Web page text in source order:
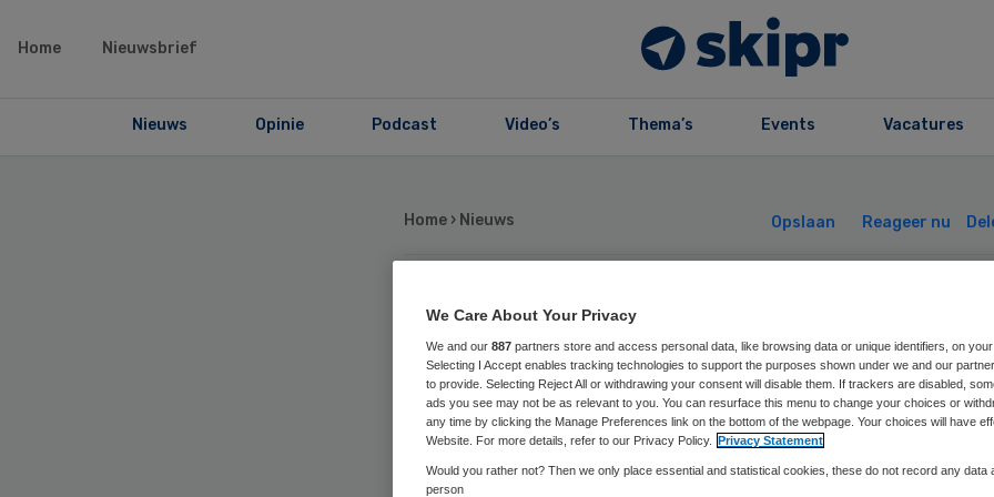
Home Nieuwsbrief
Nieuws Opinie Podcast Video’s Thema’s Events Vacatures
Home › Nieuws Opslaan Reageer nu
TanteLouise test
heup-airbag tegen
botbreuken
We Care About Your Privacy
We and our 887 partners store and access personal data, like browsing data or unique identifiers, on
Selecting I Accept enables tracking technologies to support the purposes shown under we and our
to provide. Selecting Reject All or withdrawing your consent will disable them. If trackers are disabled,
ads you see may not be as relevant to you. You can resurface this menu to change your choices or
any time by clicking the Manage Preferences link on the bottom of the webpage. Your choices will have
Website. For more details, refer to our Privacy Policy. Privacy Statement
Would you rather not? Then we only place essential and statistical cookies, these do not record any data
person